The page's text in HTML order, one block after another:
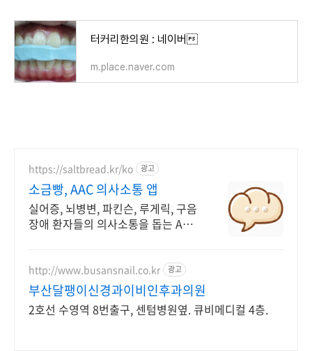
터커리한의원 : 네이버
m.place.naver.com
https://saltbread.kr/ko 광고
소금빵, AAC 의사소통 앱
실어증, 뇌병변, 파킨슨, 루게릭, 구음
장애 환자들의 의사소통을 돕는 AAC
http://www.busansnail.co.kr 광고
부산달팽이신경과이비인후과의원
2호선 수영역 8번출구, 센텀병원옆. 큐비메디컬 4층.